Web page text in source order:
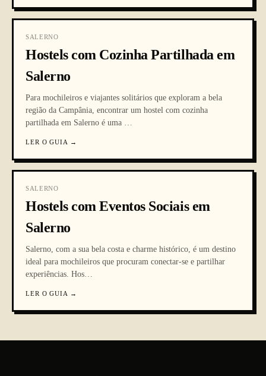
SALERNO
Hostels com Cozinha Partilhada em
Salerno
Para mochileiros e viajantes solitários que exploram a bela
região da Campânia, encontrar um hostel com cozinha
partilhada em Salerno é uma …
LER O GUIA →
SALERNO
Hostels com Eventos Sociais em
Salerno
Salerno, com a sua bela costa e charme histórico, é um destino
ideal para mochileiros que procuram conectar-se e partilhar
experiências. Hos…
LER O GUIA →